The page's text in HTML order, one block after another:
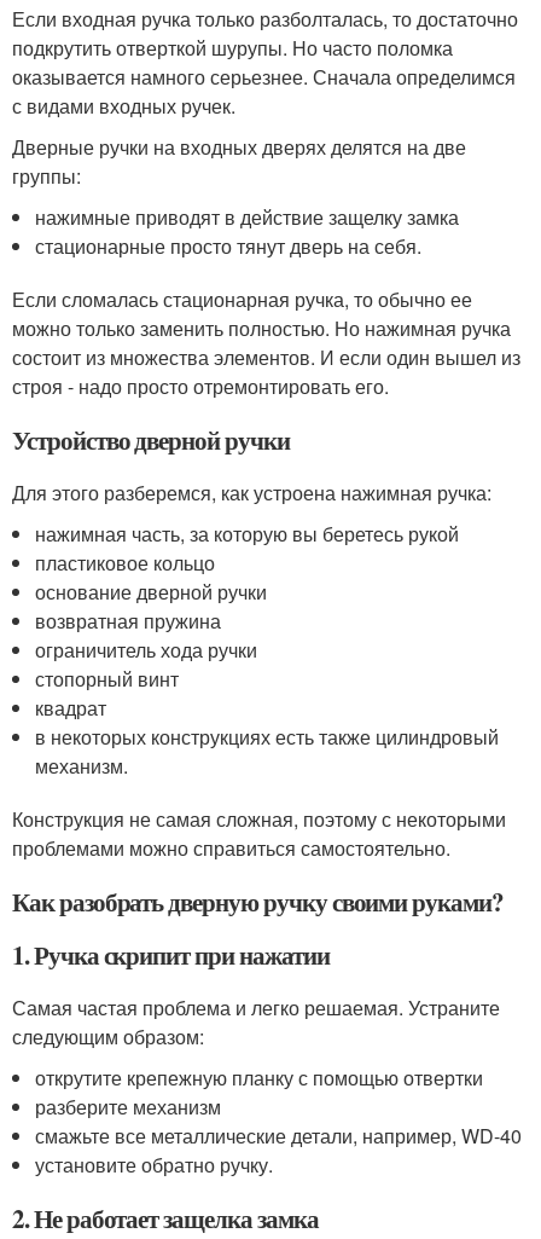
Если входная ручка только разболталась, то достаточно
подкрутить отверткой шурупы. Но часто поломка
оказывается намного серьезнее. Сначала определимся
с видами входных ручек.
Дверные ручки на входных дверях делятся на две
группы:
нажимные приводят в действие защелку замка
стационарные просто тянут дверь на себя.
Если сломалась стационарная ручка, то обычно ее
можно только заменить полностью. Но нажимная ручка
состоит из множества элементов. И если один вышел из
строя - надо просто отремонтировать его.
Устройство дверной ручки
Для этого разберемся, как устроена нажимная ручка:
нажимная часть, за которую вы беретесь рукой
пластиковое кольцо
основание дверной ручки
возвратная пружина
ограничитель хода ручки
стопорный винт
квадрат
в некоторых конструкциях есть также цилиндровый
механизм.
Конструкция не самая сложная, поэтому с некоторыми
проблемами можно справиться самостоятельно.
Как разобрать дверную ручку своими руками?
1. Ручка скрипит при нажатии
Самая частая проблема и легко решаемая. Устраните
следующим образом:
открутите крепежную планку с помощью отвертки
разберите механизм
смажьте все металлические детали, например, WD-40
установите обратно ручку.
2. Не работает защелка замка